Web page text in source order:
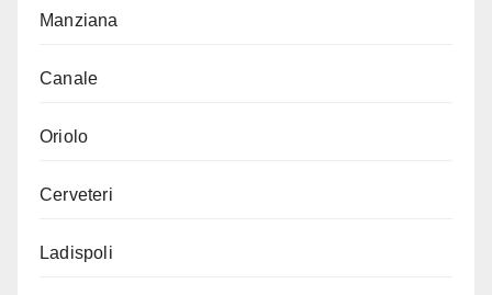
Manziana
Canale
Oriolo
Cerveteri
Ladispoli